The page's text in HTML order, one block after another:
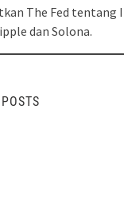
The Fed tentang
dan Solona.